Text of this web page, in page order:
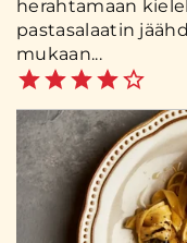
herahtamaan
pastasalaatin
mukaan...